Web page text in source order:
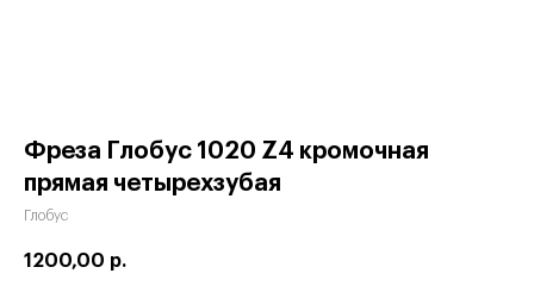
Фреза Глобус 1020 Z4 кромочная
прямая четырехзубая
Глобус
1200,00 р.